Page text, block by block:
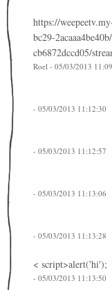
https://
bc29-
cb6872dccd05/
Roel - 05/03/2013
- 05/03/2013 11:12:30
- 05/03/2013 11:12:57
- 05/03/2013 11:13:06
- 05/03/2013 11:13:28
< script>alert('hi');
- 05/03/2013 11:13:50